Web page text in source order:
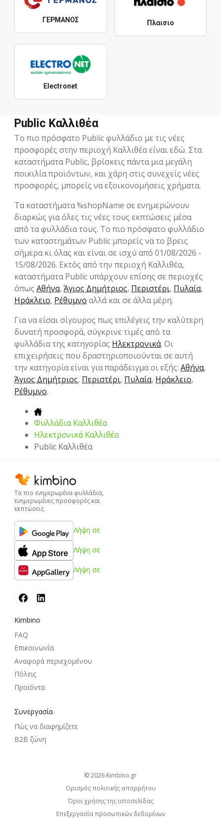
ΓΕΡΜΑΝΟΣ Πλαισιο
Electronet
Public Καλλιθέα
Το πιο πρόσφατο Public φυλλάδιο με τις νέες
προσφορές στην περιοχή Καλλιθέα είναι εδώ. Στα
καταστήματα Public, βρίσκεις πάντα μια μεγάλη
ποικιλία προϊόντων, και χάρη στις συνεχείς νέες
προσφορές, μπορείς να εξοικονομήσεις χρήματα.
Τα καταστήματα %shopName σε ενημερώνουν
διαρκώς για όλες τις νέες τους εκπτώσεις μέσα
από τα φυλλάδια τους. Το πιο πρόσφατο φυλλάδιο
των καταστημάτων Public μπορείς να το βρεις
σήμερα κι όλας και είναι σε ισχύ από 01/08/2026 -
15/08/2026. Εκτός από την περιοχή Καλλιθέα,
καταστήματα Public υπάρχουν επίσης σε περιοχές
όπως Αθήνα, Άγιος Δημήτριος, Περιστέρι, Πυλαία,
Ηράκλειο, Ρέθυμνο αλλά και σε άλλα μέρη.
Για να είσαι σίγουρος πως επιλέγεις την καλύτερη
δυνατή προσφορά, σύγκρινε τιμές από τα
φυλλάδια της κατηγορίας Hλεκτρονικά. Οι
επιχειρήσεις που δραστηριοποιούνται σε αυτή
την κατηγορία είναι για παράδειγμα οι εξής: Αθήνα,
Άγιος Δημήτριος, Περιστέρι, Πυλαία, Ηράκλειο,
Ρέθυμνο.
Φυλλάδια Καλλιθέα
Hλεκτρονικά Καλλιθέα
Public Καλλιθέα
Τα πιο ενημερωμένα φυλλάδια,
ενημερωμένες προσφορές και
εκπτώσεις
Λήψη σε
Λήψη σε
Λήψη σε
Kimbino
FAQ
Επικοινωνία
Αναφορά περιεχομένου
Πόλεις
Προϊόντα
Συνεργασία
Πώς να διαφημίζετε
B2B ζώνη
© 2026
kimbino.gr
Ορισμός πολιτικής απορρήτου
Όροι χρήσης της ιστοσελίδας
Επεξεργασία προσωπικών δεδομένων